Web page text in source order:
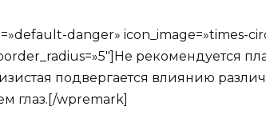
danger» icon_image=»times-
рекомендуется
подвергается влиянию
глаз.[/wpremark]